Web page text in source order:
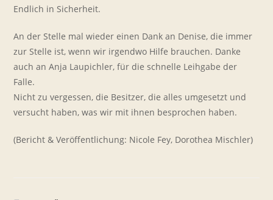
Endlich in Sicherheit.
An der Stelle mal wieder einen Dank an Denise, die immer
zur Stelle ist, wenn wir irgendwo Hilfe brauchen. Danke
auch an Anja Laupichler, für die schnelle Leihgabe der
Falle.
Nicht zu vergessen, die Besitzer, die alles umgesetzt und
versucht haben, was wir mit ihnen besprochen haben.
(Bericht & Veröffentlichung: Nicole Fey, Dorothea Mischler)